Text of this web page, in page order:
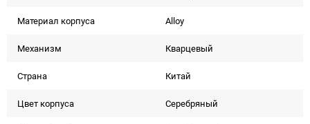
Материал корпуса Alloy
Механизм Кварцевый
Страна Китай
Цвет корпуса Серебряный